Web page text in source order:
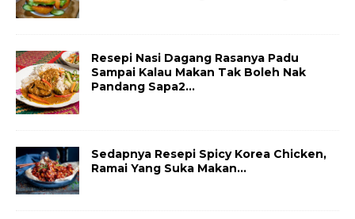
Resepi Nasi Dagang Rasanya Padu
Sampai Kalau Makan Tak Boleh Nak
Pandang Sapa2…
Sedapnya Resepi Spicy Korea Chicken,
Ramai Yang Suka Makan…